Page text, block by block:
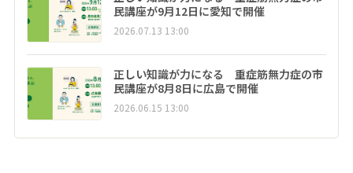
民講座が9月12日に愛知で開催
2026.07.13 13:00
正しい知識が力になる 重症筋無力症の市
民講座が8月8日に広島で開催
2026.06.15 13:00